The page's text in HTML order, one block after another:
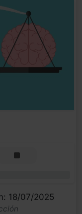
18/07/2025